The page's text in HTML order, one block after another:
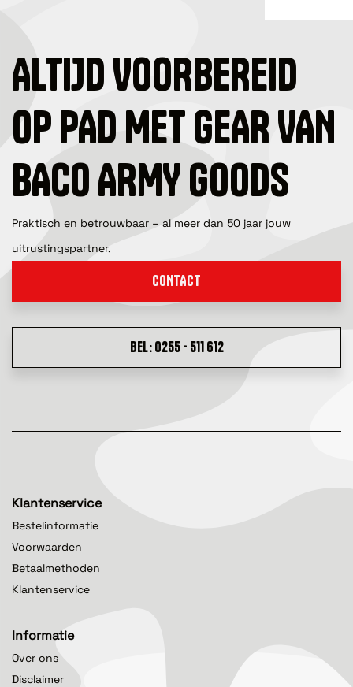
ALTIJD VOORBEREID
OP PAD MET GEAR VAN
BACO ARMY GOODS
Praktisch en betrouwbaar – al meer dan 50 jaar jouw
uitrustingspartner.
CONTACT
BEL: 0255 - 511 612
Klantenservice
Bestelinformatie
Voorwaarden
Betaalmethoden
Klantenservice
Informatie
Over ons
Disclaimer